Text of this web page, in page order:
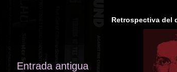
Entrada antigua
Retrospectiva del